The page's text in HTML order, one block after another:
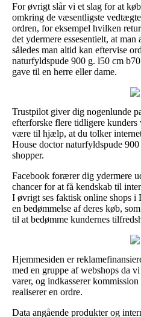
For øvrigt slår vi et slag for at
omkring de væsentligste
ordren, for eksempel hvilken
det ydermere essesentielt, at
således man altid kan eftervise
naturfyldspude 900 g. l50 cm
gave til en herre eller dame.
Trustpilot giver dig nogenlunde
efterforske flere tidligere
være til hjælp, at du tolker
House doctor naturfyldspude
shopper.
Facebook forærer dig ydermere
chancer for at få kendskab til
I øvrigt ses faktisk online shops i
en bedømmelse af deres køb,
til at bedømme kundernes
Hjemmesiden er
med en gruppe af webshops da
varer, og indkasserer
realiserer en ordre.
Data angående produkter og